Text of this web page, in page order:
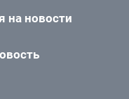
на новости